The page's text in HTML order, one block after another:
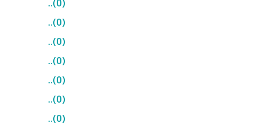
..(0)
..(0)
..(0)
..(0)
..(0)
..(0)
..(0)